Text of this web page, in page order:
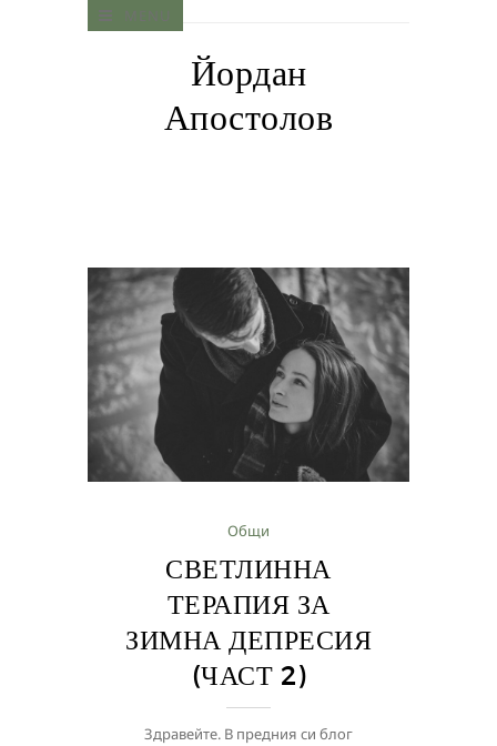
Йордан
Апостолов
Общи
СВЕТЛИННА
ТЕРАПИЯ ЗА
ЗИМНА ДЕПРЕСИЯ
(ЧАСТ 2)
Здравейте. В предния си блог